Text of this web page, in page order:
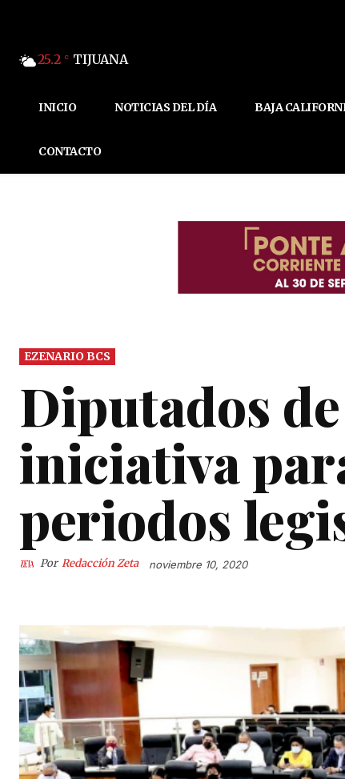
25.2 C TIJUANA
INICIO NOTICIAS DEL DÍA BAJA
CONTACTO
EZENARIO BCS
Diputados
iniciativa
periodos
Por Redacción Zeta noviembre 10, 2020